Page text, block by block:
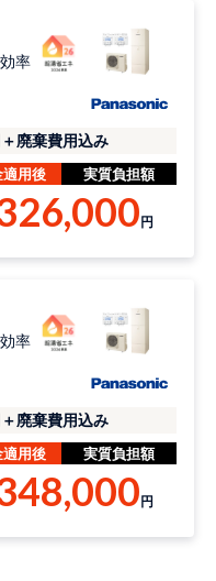
率
廃棄費用込み
用後 実質負担額
円
率
廃棄費用込み
用後 実質負担額
円